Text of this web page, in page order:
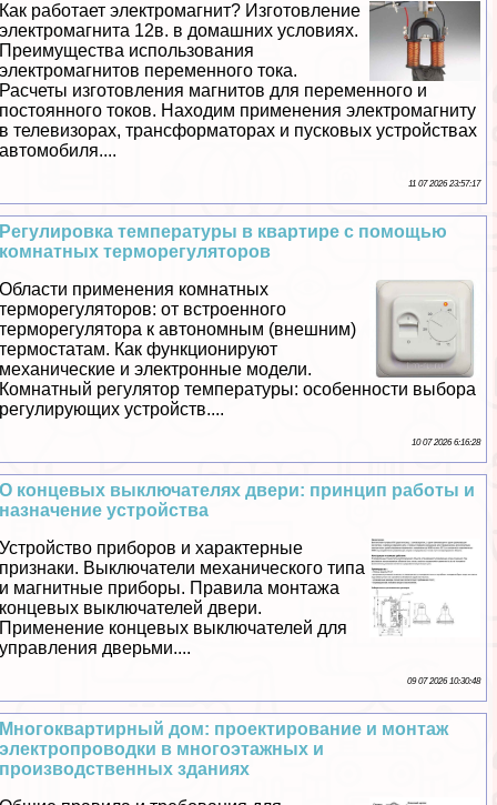
Как работает электромагнит? Изготовление
электромагнита 12в. в домашних условиях.
Преимущества использования
электромагнитов переменного тока.
Расчеты изготовления магнитов для переменного и
постоянного токов. Находим применения электромагниту
в телевизорах, трaнcформаторах и пусковых устройствах
автомобиля....
11 07 2026 23:57:17
Регулировка температуры в квартире с помощью
комнатных терморегуляторов
Области применения комнатных
терморегуляторов: от встроенного
терморегулятора к автономным (внешним)
термостатам. Как функционируют
механические и электронные модели.
Комнатный регулятор температуры: особенности выбора
регулирующих устройств....
10 07 2026 6:16:28
О концевых выключателях двери: принцип работы и
назначение устройства
Устройство приборов и хаpaктерные
признаки. Выключатели механического типа
и магнитные приборы. Правила монтажа
концевых выключателей двери.
Применение концевых выключателей для
управления дверьми....
09 07 2026 10:30:48
Многоквартирный дом: проектирование и монтаж
электропроводки в многоэтажных и
производственных зданиях